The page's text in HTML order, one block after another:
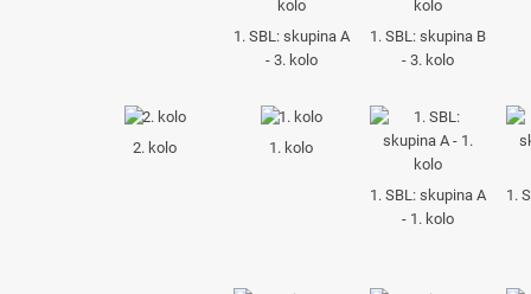
1. SBL: skupina A
- 3. kolo
1. SBL: skupina B
- 3. kolo
2. kolo 1. kolo
1. SBL: skupina A
- 1. kolo
1.